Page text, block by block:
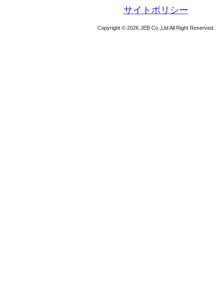
サイトポリシー
Copyright © 2026 JEB Co.,Ltd All Right Reserved.